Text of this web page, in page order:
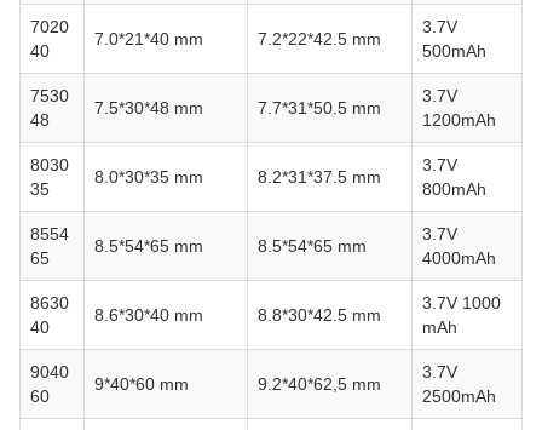
7020
40
7.0*21*40 mm 7.2*22*42.5 mm
3.7V
500mAh
7530
48
7.5*30*48 mm 7.7*31*50.5 mm
3.7V
1200mAh
8030
35
8.0*30*35 mm 8.2*31*37.5 mm
3.7V
800mAh
8554
65
8.5*54*65 mm 8.5*54*65 mm
3.7V
4000mAh
8630
40
8.6*30*40 mm 8.8*30*42.5 mm
3.7V 1000
mAh
9040
60
9*40*60 mm 9.2*40*62,5 mm
3.7V
2500mAh